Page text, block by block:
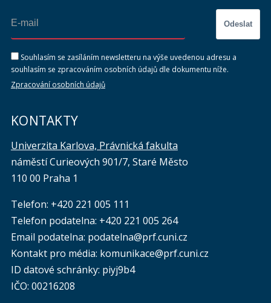
Odeslat
Souhlasím se zasíláním newsletteru na výše uvedenou adresu a
souhlasím se zpracováním osobních údajů dle dokumentu níže.
Zpracování osobních údajů
KONTAKTY
Univerzita Karlova, Právnická fakulta
náměstí Curieových 901/7, Staré Město
110 00 Praha 1
Telefon: +420 221 005 111
Telefon podatelna: +420 221 005 264
Email podatelna: podatelna@prf.cuni.cz
Kontakt pro média: komunikace@prf.cuni.cz
ID datové schránky: piyj9b4
IČO: 00216208